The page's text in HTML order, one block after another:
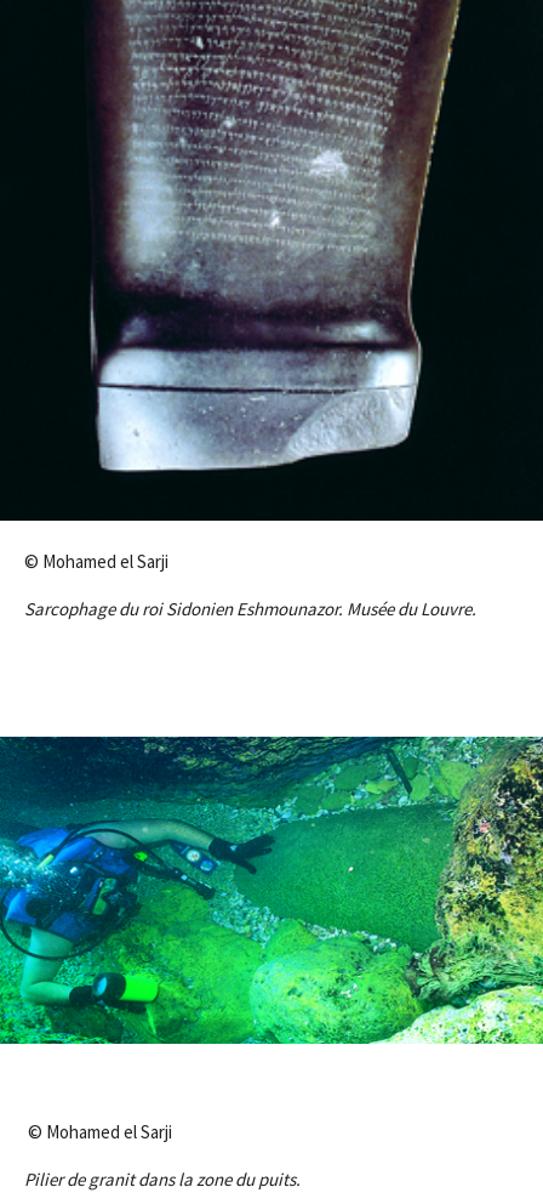
© Mohamed el Sarji
Sarcophage du roi Sidonien Eshmounazor. Musée du Louvre.
© Mohamed el Sarji
Pilier de granit dans la zone du puits.